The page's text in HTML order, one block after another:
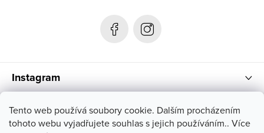
Tento web používá soubory cookie. Dalším procházením
tohoto webu vyjadřujete souhlas s jejich používáním.. Více
Instagram
Informácie pre vás